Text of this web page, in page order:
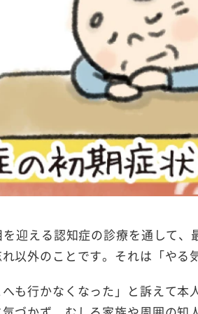
迎える認知症の診療を通して
以外のことです。それは「やる
へも行かなくなった」と訴えて